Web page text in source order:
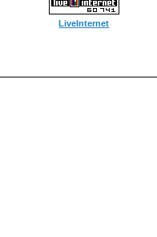
LiveInternet